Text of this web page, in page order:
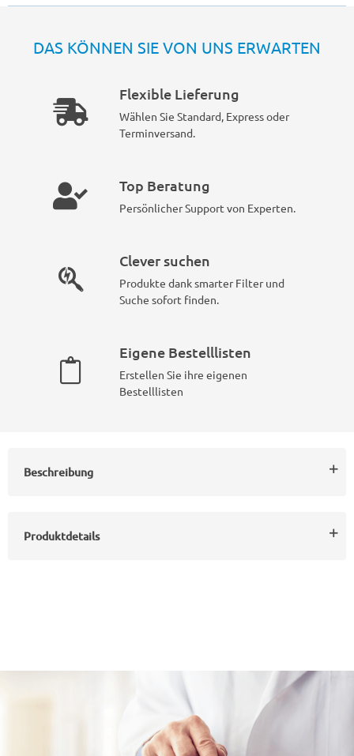
DAS KÖNNEN SIE VON UNS ERWARTEN
Flexible Lieferung
Wählen Sie Standard, Express oder
Terminversand.
Top Beratung
Persönlicher Support von Experten.
Clever suchen
Produkte dank smarter Filter und
Suche sofort finden.
Eigene Bestelllisten
Erstellen Sie ihre eigenen
Bestelllisten
Beschreibung
Produktdetails